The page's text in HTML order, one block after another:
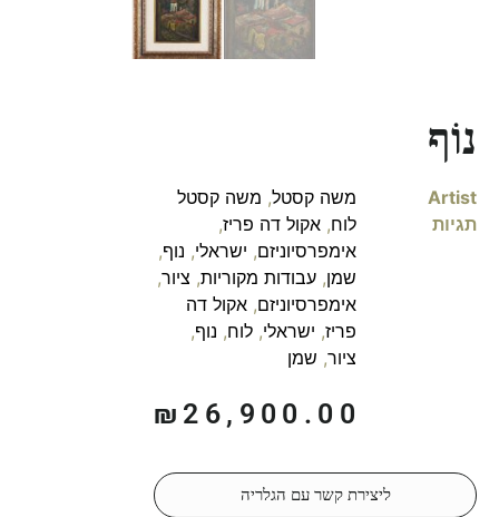
נוֹף
Artist משה קסטל, משה קסטל
תגיות
לוח, אקול דה פריז,
אימפרסיוניזם, ישראלי, נוף,
שמן, עבודות מקוריות, ציור,
אימפרסיוניזם, אקול דה
פריז, ישראלי, לוח, נוף,
ציור, שמן
₪ 26,900.00
ליצירת קשר עם הגלריה